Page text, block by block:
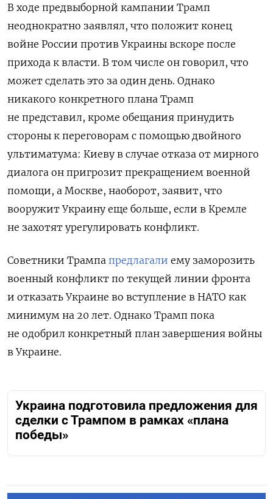
В ходе предвыборной кампании Трамп
неоднократно заявлял, что положит конец
войне России против Украины вскоре после
прихода к власти. В том числе он говорил, что
может сделать это за один день. Однако
никакого конкретного плана Трамп
не представил, кроме обещания принудить
стороны к переговорам с помощью двойного
ультиматума: Киеву в случае отказа от мирного
диалога он пригрозит прекращением военной
помощи, а Москве, наоборот, заявит, что
вооружит Украину еще больше, если в Кремле
не захотят урегулировать конфликт.
Советники Трампа предлагали ему заморозить
военный конфликт по текущей линии фронта
и отказать Украине во вступление в НАТО как
минимум на 20 лет. Однако Трамп пока
не одобрил конкретный план завершения войны
в Украине.
Украина подготовила предложения для
сделки с Трампом в рамках «плана
победы»